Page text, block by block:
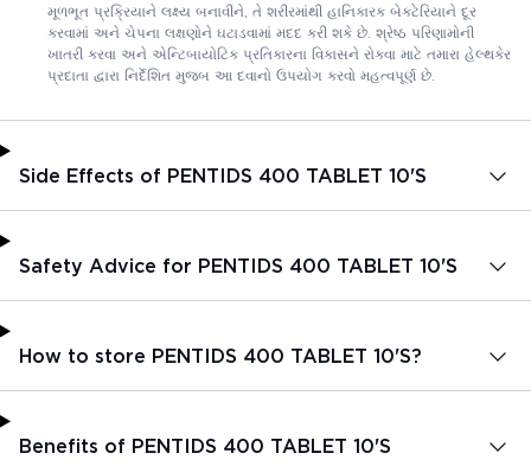
મૂળભૂત પ્રક્રિયાને લક્ષ્ય બનાવીને, તે શરીરમાંથી હાનિકારક બેક્ટેરિયાને દૂર
કરવામાં અને ચેપના લક્ષણોને ઘટાડવામાં મદદ કરી શકે છે. શ્રેષ્ઠ પરિણામોની
ખાતરી કરવા અને એન્ટિબાયોટિક પ્રતિકારના વિકાસને રોકવા માટે તમારા હેલ્થકેર
પ્રદાતા દ્વારા નિર્દેશિત મુજબ આ દવાનો ઉપયોગ કરવો મહત્વપૂર્ણ છે.
Side Effects of PENTIDS 400 TABLET 10'S
Safety Advice for PENTIDS 400 TABLET 10'S
How to store PENTIDS 400 TABLET 10'S?
Benefits of PENTIDS 400 TABLET 10'S